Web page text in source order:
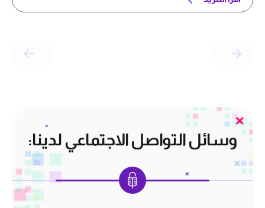
وسائل التواصل الاجتماعي لدينا: